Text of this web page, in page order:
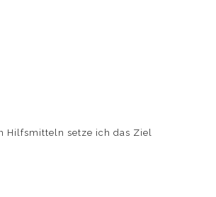
Hilfsmitteln setze ich das Ziel